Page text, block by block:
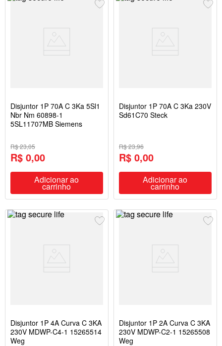
Disjuntor 1P 70A C 3Ka 5Sl1
Nbr Nm 60898-1
5SL11707MB Siemens
R$ 23,05
R$ 0,00
Adicionar ao
carrinho
Disjuntor 1P 70A C 3Ka 230V
Sd61C70 Steck
R$ 23,96
R$ 0,00
Adicionar ao
carrinho
Disjuntor 1P 4A Curva C 3KA
230V MDWP-C4-1 15265514
Weg
Disjuntor 1P 2A Curva C 3KA
230V MDWP-C2-1 15265508
Weg